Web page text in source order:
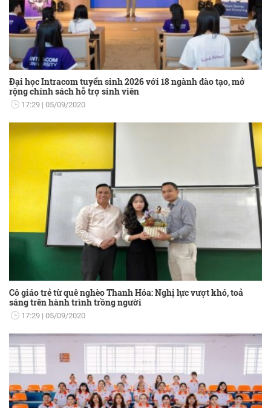
Đại học Intracom tuyển sinh 2026 với 18 ngành đào tạo, mở
rộng chính sách hỗ trợ sinh viên
17:29 05/09/2020
Cô giáo trẻ từ quê nghèo Thanh Hóa: Nghị lực vượt khó, toả
sáng trên hành trình trồng người
17:29 05/09/2020